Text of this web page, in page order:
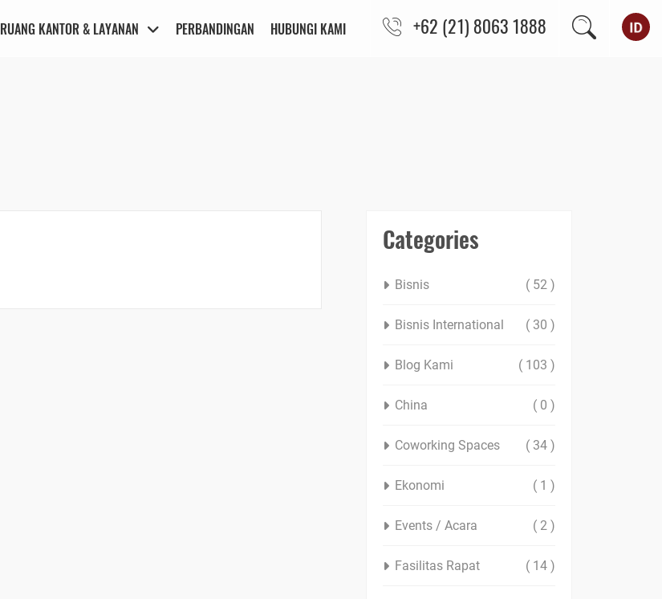
RUANG KANTOR & LAYANAN PERBANDINGAN HUBUNGI KAMI +62 (21) 8063 1888
Categories
Bisnis ( 52 )
Bisnis International ( 30 )
Blog Kami ( 103 )
China ( 0 )
Coworking Spaces ( 34 )
Ekonomi ( 1 )
Events / Acara ( 2 )
Fasilitas Rapat ( 14 )